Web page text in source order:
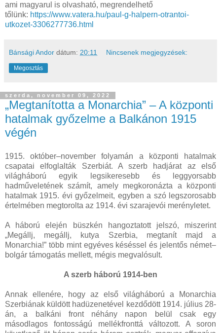
ami magyarul is olvasható, megrendelhető
tőlünk: https://www.vatera.hu/paul-g-halpern-otrantoi-
utkozet-3306277736.html
Bánsági Andor dátum: 20:11 Nincsenek megjegyzések:
Megosztás
szerda, november 09, 2022
„Megtanította a Monarchia” – A központi
hatalmak győzelme a Balkánon 1915
végén
1915. október–november folyamán a központi hatalmak
csapatai elfoglalták Szerbiát. A szerb hadjárat az első
világháború egyik legsikeresebb és leggyorsabb
hadműveletének számít, amely megkoronázta a központi
hatalmak 1915. évi győzelmeit, egyben a szó legszorosabb
értelmében megtorolta az 1914. évi szarajevói merényletet.
A háború elején büszkén hangoztatott jelszó, miszerint
„Megállj, megállj, kutya Szerbia, megtanít majd a
Monarchia!” több mint egyéves késéssel és jelentős német–
bolgár támogatás mellett, mégis megvalósult.
A szerb háború 1914-ben
Annak ellenére, hogy az első világháború a Monarchia
Szerbiának küldött hadüzenetével kezdődött 1914. július 28-
án, a balkáni front néhány napon belül csak egy
másodlagos fontosságú mellékfronttá változott. A soron